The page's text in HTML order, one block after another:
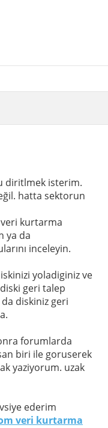
diritlmek isterim.
hatta sektorun
kurtarma
ya da
inceleyin.
yoladiginiz ve
geri talep
diskiniz geri
forumlarda
biri ile goruserek
yaziyorum. uzak
ederim
veri kurtarma